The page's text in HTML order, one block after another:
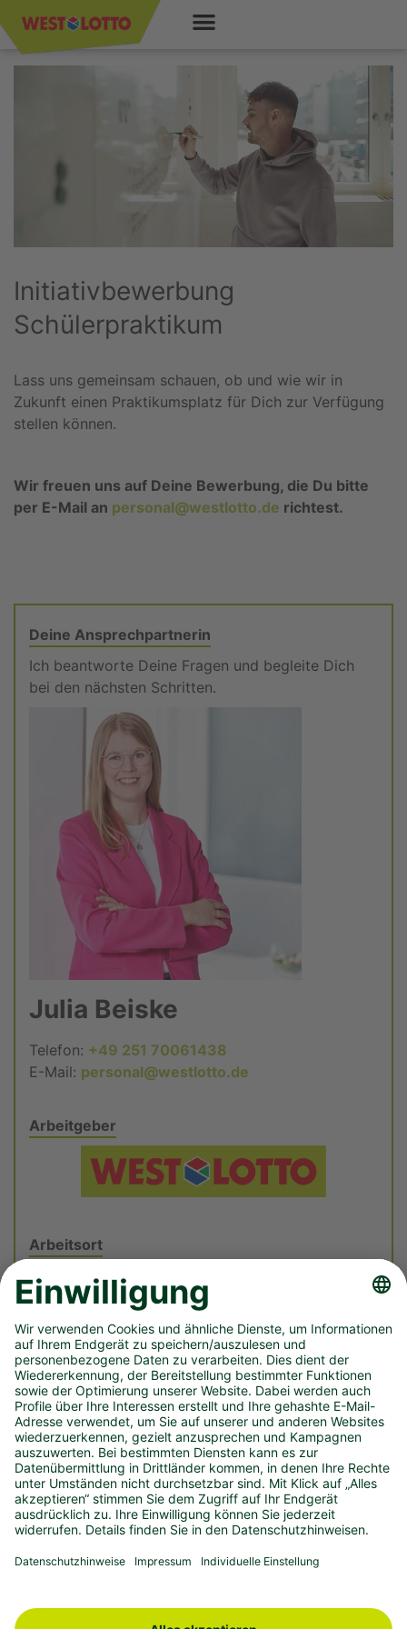
Initiativbewerbung
Schülerpraktikum
Lass uns gemeinsam schauen, ob und wie wir in
Zukunft einen Praktikumsplatz für Dich zur Verfügung
stellen können.
Wir freuen uns auf Deine Bewerbung, die Du bitte
per E-Mail an personal@westlotto.de richtest.
Deine Ansprechpartnerin
Ich beantworte Deine Fragen und begleite Dich
bei den nächsten Schritten.
Julia Beiske
Telefon: +49 251 70061438
E-Mail: personal@westlotto.de
Arbeitgeber
Arbeitsort
Weseler Straße 108 -112, Münster, Nordrhein-
Westfalen, 48151
Folge uns auf: